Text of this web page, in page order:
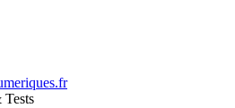
Tests